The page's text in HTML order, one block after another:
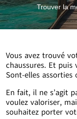
Trouver la
Vous avez trouvé
chaussures. Et puis
Sont-elles assorties
En fait, il ne s’agit
voulez valoriser,
souhaitez porter